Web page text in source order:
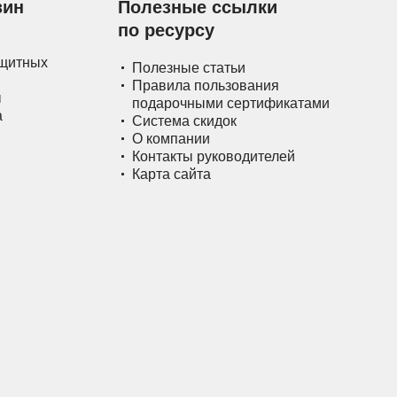
Полезные ссылки
по ресурсу
Полезные статьи
Правила пользования
подарочными сертификатами
Система скидок
О компании
Контакты руководителей
Карта сайта